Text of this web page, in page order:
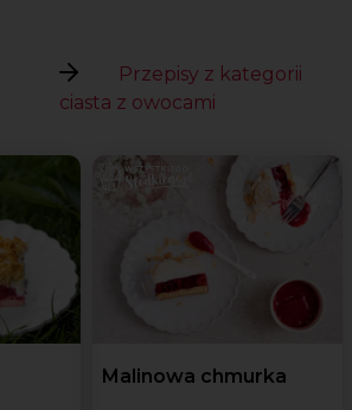
Przepisy z kategorii
ciasta z owocami
Malinowa chmurka